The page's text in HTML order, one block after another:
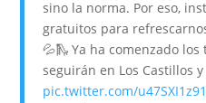
sino la norma. Por eso,
gratuitos para
💦🛝 Ya ha comenzado
seguirán en Los Castillos y
pic.twitter.com/u47SXI1z91